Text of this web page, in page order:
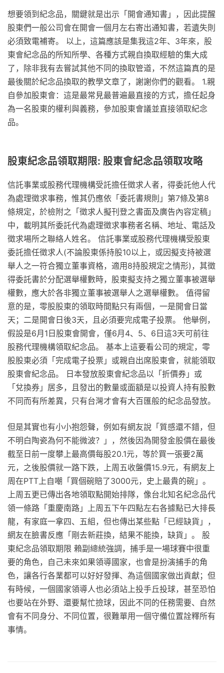
想要領到紀念品，關鍵就是出示「開會通知書」，因此提醒
股東們一般公司會在開會一個月左右寄出通知書，若遺失則
必須致電補寄。 以上，這篇應該是集我這2年、3年來，股
東會紀念品的所知所學、各種方式親自換取經驗的集大成
了，除非我有去嘗試其他不同的換取管道，不然這篇真的是
最後關於紀念品換取的教學文章了，謝謝你們的觀看。 1.親
自參加股東會：這是最常見最普遍最直接的方式，擔任起身
為一名股東的權利與義務，參加股東會議並直接領取紀念
品。
股東紀念品領取期限: 股東會紀念品領取攻略
信託事業或股務代理機構受託擔任徵求人者，得委託他人代
為處理徵求事務，惟其仍應依「委託書規則」第7條及第8
條規定，於檢附之「徵求人擬刊登之書面及廣告內容定稿」
中，載明其所委託代為處理徵求事務者名稱、地址、電話及
徵求場所之聯絡人姓名。 信託事業或股務代理機構受股東
委託擔任徵求人(不論股東係持股10以上，或因擬支持被選
舉人之一符合獨立董事資格，適用8持股規定之情形)，其徵
得委託書於分配選舉權數時，股東擬支持之獨立董事被選舉
權數，應大於各非獨立董事被選舉人之選舉權數。 值得留
意的是，零股股東的領取時間點只有兩個，一是開會日當
天；二是開會日後3天，且必須要完成電子投票。 他舉例，
假設是6月1日股東會開會，僅6月4、5、6日這3天可前往
股務代理機構領取紀念品。 基本上這要看公司的規定，零
股股東必須「完成電子投票」或親自出席股東會，就能領取
股東會紀念品。 日本發放股東會紀念品以「折價券」或
「兌換券」居多，且發出的數量或面額是以投資人持有股數
不同而有所差異，只有台灣才會有大百匯般的紀念品發放。
但是其實也有小小抱怨聲，例如有網友說「質感還不錯，但
不明白陶瓷為何不能微波？」，然後因為開發金股價在最後
截至日前一度攀上最高價每股20.1元，等於買一張要2萬
元，之後股價就一路下跌，上周五收盤價15.9元，有網友上
周在PTT上自嘲「買個碗賠了3000元，史上最貴的碗」。
上周五更已傳出各地領取點開始排隊，像台北知名紀念品代
領一條路「重慶南路」上周五下午四點左右各據點已大排長
龍，有家庭一拿四、五組，但也傳出某些點「已經缺貨」，
網友在臉書反應「剛去新莊換，結果不能換，缺貨」。 股
東紀念品領取期限 賴副總統強調，捕手是一場球賽中很重
要的角色，自己未來如果領導國家，也會是扮演捕手的角
色，讓各行各業都可以好好發揮、為這個國家做出貢獻；但
有時候，一個國家領導人也必須站上投手丘投球，甚至恐怕
也要站在外野、還要幫忙撿球，因此不同的任務需要、自然
會有不同身分、不同位置，很難單用一個守備位置詮釋所有
事情。